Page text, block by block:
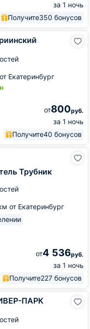
за 1 ночь
Получите350 бонусов
Екатеринбург
от800руб.
за 1 ночь
Получите40 бонусов
Трубник
от Екатеринбург
от4 536руб.
за 1 ночь
Получите227 бонусов
ПАРК